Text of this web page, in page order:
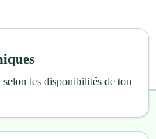
selon les disponibilités de ton